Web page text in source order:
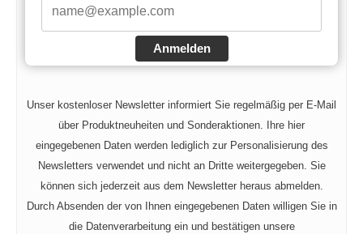
Anmelden
Unser kostenloser Newsletter informiert Sie regelmäßig per E-Mail
über Produktneuheiten und Sonderaktionen. Ihre hier
eingegebenen Daten werden lediglich zur Personalisierung des
Newsletters verwendet und nicht an Dritte weitergegeben. Sie
können sich jederzeit aus dem Newsletter heraus abmelden.
Durch Absenden der von Ihnen eingegebenen Daten willigen Sie in
die Datenverarbeitung ein und bestätigen unsere